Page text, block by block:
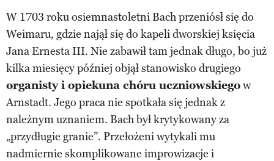
W 1703 roku osiemnastoletni Bach przeniósł się do
Weimaru, gdzie najął się do kapeli dworskiej księcia
Jana Ernesta III. Nie zabawił tam jednak długo, bo już
kilka miesięcy później objął stanowisko drugiego
organisty i opiekuna chóru uczniowskiegow
Arnstadt. Jego praca nie spotkała się jednak z
należnym uznaniem. Bach był krytykowany za
„przydługie granie”. Przełożeni wytykali mu
nadmiernie skomplikowane improwizacje i